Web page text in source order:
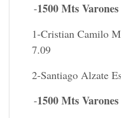
-1500 Mts
1-Cristian Camilo
7.09
2-Santiago Alzate
-1500 Mts